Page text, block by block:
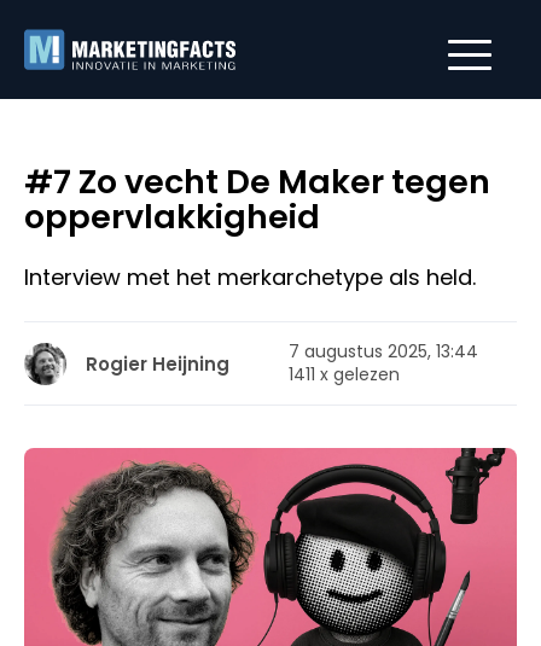
#7 Zo vecht De Maker tegen
oppervlakkigheid
Interview met het merkarchetype als held.
Rogier Heijning
7 augustus 2025, 13:44
1411 x gelezen